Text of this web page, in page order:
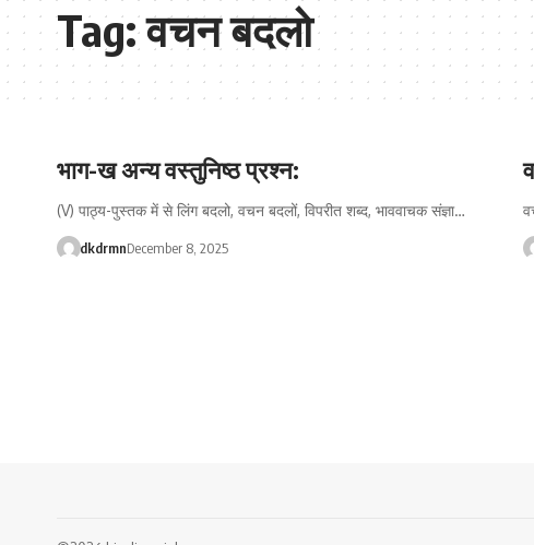
Tag:वचन बदलो
भाग-ख अन्य वस्तुनिष्ठ प्रश्न:
(V) पाठ्य-पुस्तक में से लिंग बदलो, वचन बदलों, विपरीत शब्द, भाववाचक संज्ञा…
dkdrmnDecember 8, 2025